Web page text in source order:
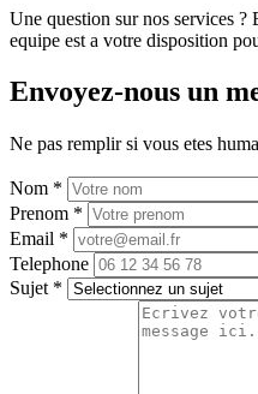
Une question sur nos services
equipe est a votre disposition
Envoyez-nous un
Ne pas remplir si vous etes
Nom *
Prenom *
Email *
Telephone
Sujet *